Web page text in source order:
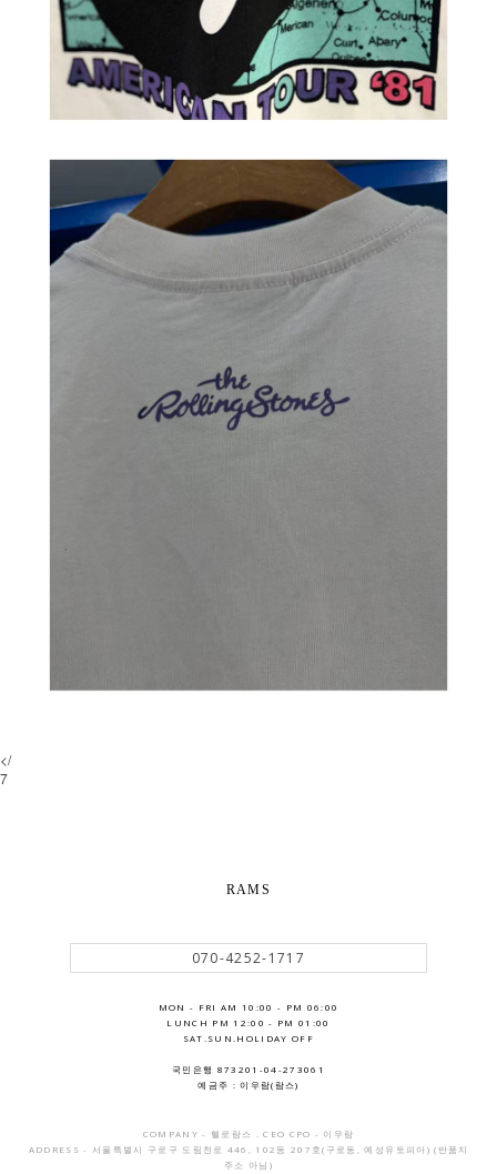
</
7
RAMS
070-4252-1717
MON - FRI AM 10:00 - PM 06:00
LUNCH PM 12:00 - PM 01:00
SAT.SUN.HOLIDAY OFF
국민은행 873201-04-273061
예금주 : 이우람(람스)
COMPANY - 헬로람스 . CEO CPO - 이우람
ADDRESS - 서울특별시 구로구 도림천로 446, 102동 207호(구로동, 예성유토피아) (반품지
주소 아님)